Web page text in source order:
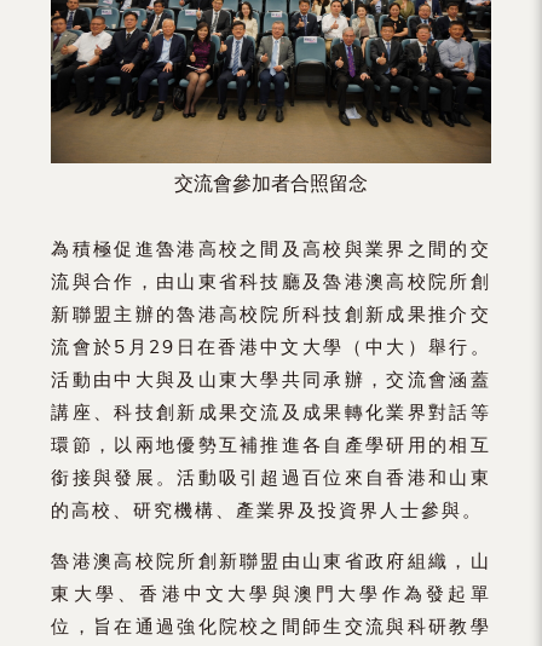
交流會參加者合照留念
為積極促進魯港高校之間及高校與業界之間的交
流與合作，由山東省科技廳及魯港澳高校院所創
新聯盟主辦的魯港高校院所科技創新成果推介交
流會於5月29日在香港中文大學（中大）舉行。
活動由中大與及山東大學共同承辦，交流會涵蓋
講座、科技創新成果交流及成果轉化業界對話等
環節，以兩地優勢互補推進各自產學研用的相互
銜接與發展。活動吸引超過百位來自香港和山東
的高校、研究機構、產業界及投資界人士參與。
魯港澳高校院所創新聯盟由山東省政府組織，山
東大學、香港中文大學與澳門大學作為發起單
位，旨在通過強化院校之間師生交流與科研教學